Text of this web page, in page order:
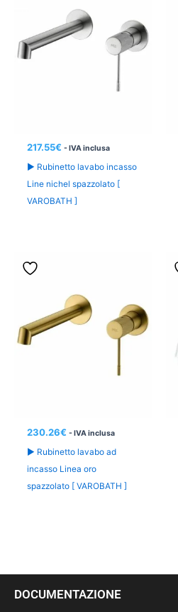
217.55€ - IVA inclusa
► Rubinetto lavabo incasso
Line nichel spazzolato [
VAROBATH ]
230.26€ - IVA inclusa
► Rubinetto lavabo ad
incasso Linea oro
spazzolato [ VAROBATH ]
DOCUMENTAZIONE